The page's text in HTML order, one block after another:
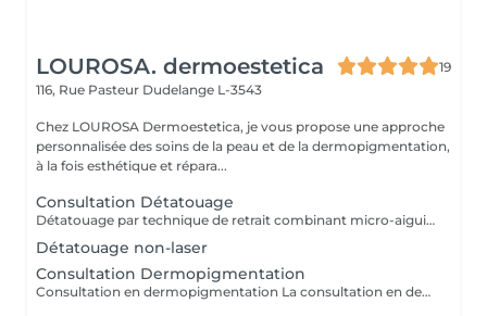
LOUROSA. dermoestetica
19
116, Rue Pasteur Dudelange L-3543
Chez LOUROSA Dermoestetica, je vous propose une approche
personnalisée des soins de la peau et de la dermopigmentation,
à la fois esthétique et répara...
Consultation Détatouage
Détatouage par technique de retrait combinant micro-aiguilletage et solution spécifique, adaptée aux pigments difficiles à traiter au laser . La consultation est requise.
Détatouage non-laser
Consultation Dermopigmentation
Consultation en dermopigmentation La consultation en dermopigmentation est une étape essentielle avant toute prestation de traitement correctif ou reconstructeur. Elle permet de comprendre vos besoins, d'analyser la peau et de définir un protocole entièrement personnalisé en fonction de la zone à traiter, de votre carnation, de votre morphologie et du résultat souhaité. Ce rendez-vous comprend un échange approfondi sur vos attentes, une analyse précise de la zone concernée ainsi que des conseils professionnels sur la technique et l'approche les plus adaptées à votre situation. C'est également un moment privilégié pour répondre à toutes vos questions et s'assurer de l'absence de contre-indications. Le montant de la consultation est déduit du tarif de la prestation si celle-ci est réalisée dans les 2 mois suivant la consultation. Cette étape est indispensable afin de garantir un traitement sécurisé, cohérent et parfaitement adapté à votre peau et à votre objectif esthétique ou réparateur.